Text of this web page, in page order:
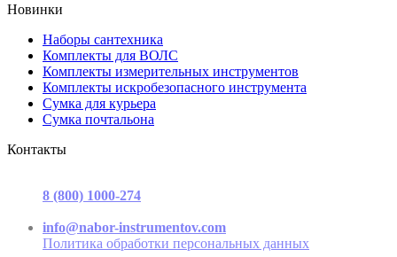
Новинки
Наборы сантехника
Комплекты для ВОЛС
Комплекты измерительных инструментов
Комплекты искробезопасного инструмента
Сумка для курьера
Сумка почтальона
Контакты
8 (800) 1000-274
info@nabor-instrumentov.com
Политика обработки персональных данных